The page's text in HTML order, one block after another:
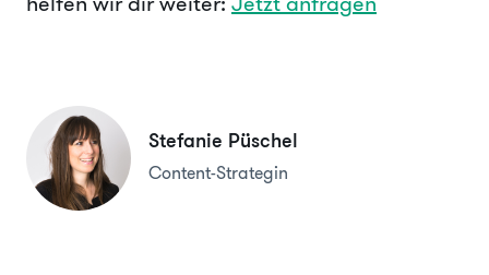
Stefanie Püschel
Content-Strategin